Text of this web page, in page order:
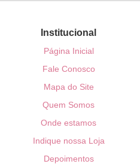
Institucional
Página Inicial
Fale Conosco
Mapa do Site
Quem Somos
Onde estamos
Indique nossa Loja
Depoimentos